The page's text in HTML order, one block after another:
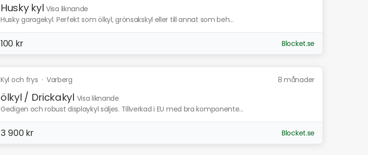
Husky kyl Visa liknande
Husky garagekyl. Perfekt som ölkyl, grönsakskyl eller till annat som beh...
100 kr Blocket.se
Kyl och frys · Varberg 8 månader
ölkyl / Drickakyl Visa liknande
Gedigen och robust displaykyl säljes. Tillverkad i EU med bra komponente...
3 900 kr Blocket.se